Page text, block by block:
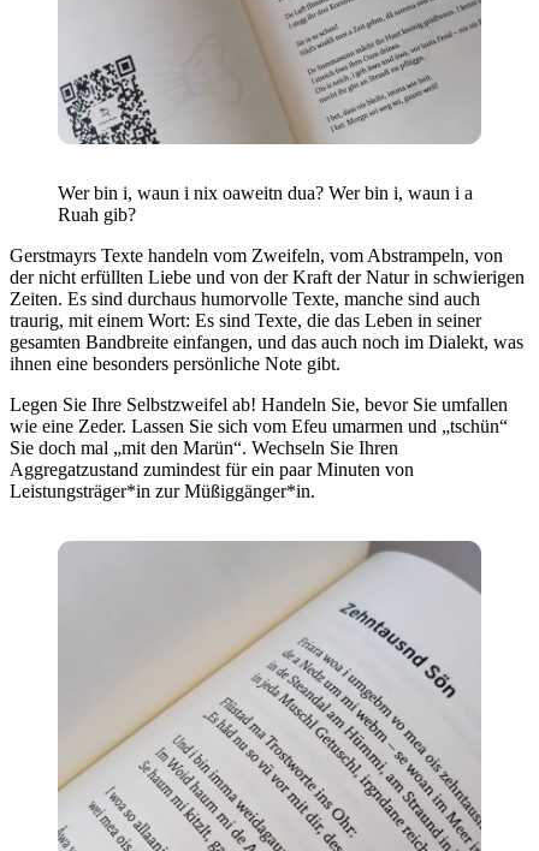
Wer bin i, waun i nix oaweitn dua? Wer bin i, waun i a
Ruah gib?
Gerstmayrs Texte handeln vom Zweifeln, vom Abstrampeln, von
der nicht erfüllten Liebe und von der Kraft der Natur in schwierigen
Zeiten. Es sind durchaus humorvolle Texte, manche sind auch
traurig, mit einem Wort: Es sind Texte, die das Leben in seiner
gesamten Bandbreite einfangen, und das auch noch im Dialekt, was
ihnen eine besonders persönliche Note gibt.
Legen Sie Ihre Selbstzweifel ab! Handeln Sie, bevor Sie umfallen
wie eine Zeder. Lassen Sie sich vom Efeu umarmen und „tschün“
Sie doch mal „mit den Marün“. Wechseln Sie Ihren
Aggregatzustand zumindest für ein paar Minuten von
Leistungsträger*in zur Müßiggänger*in.